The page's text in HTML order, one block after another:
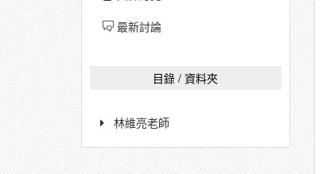
最新討論
目錄 / 資料夾
林維亮老師